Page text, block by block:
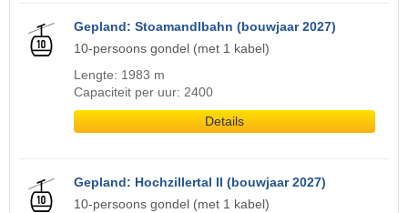
Gepland: Stoamandlbahn (bouwjaar 2027)
10-persoons gondel (met 1 kabel)
Lengte: 1983 m
Capaciteit per uur: 2400
Details
Gepland: Hochzillertal II (bouwjaar 2027)
10-persoons gondel (met 1 kabel)